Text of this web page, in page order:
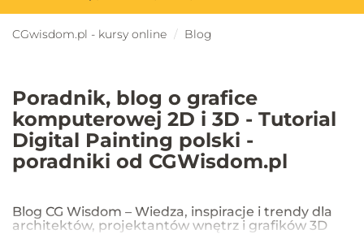
CGwisdom.pl - kursy online Blog
Poradnik, blog o grafice
komputerowej 2D i 3D - Tutorial
Digital Painting polski -
poradniki od CGWisdom.pl
Blog CG Wisdom – Wiedza, inspiracje i trendy dla
architektów, projektantów wnętrz i grafików 3D